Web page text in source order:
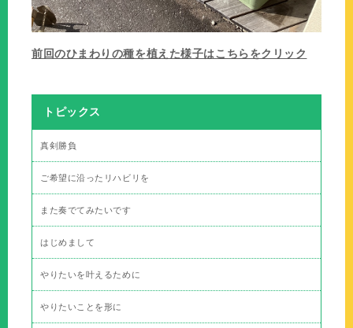
前回のひまわりの種を植えた様子はこちらをクリック
トピックス
真剣勝負
ご希望に沿ったリハビリを
また奏でてみたいです
はじめまして
やりたいを叶えるために
やりたいことを形に